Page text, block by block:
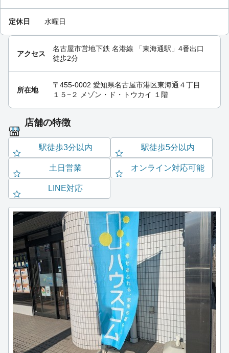
定休日 水曜日
アクセス
名古屋市営地下鉄 名港線 「東海通駅 」4番出口
徒歩2分
所在地
〒455-0002 愛知県名古屋市港区東海通４丁目
１５−２ メゾン・ド・トウカイ １階
店舗の特徴
駅徒歩3分以内 駅徒歩5分以内
土日営業 オンライン対応可能
LINE対応